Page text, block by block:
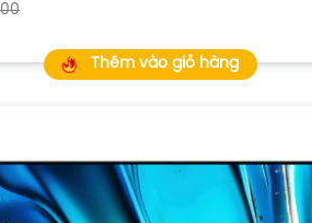
Thêm vào giỏ hàng